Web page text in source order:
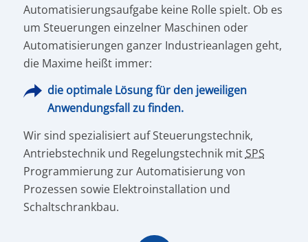
Automatisierungsaufgabe keine Rolle spielt. Ob es
um Steuerungen einzelner Maschinen oder
Automatisierungen ganzer Industrieanlagen geht,
die Maxime heißt immer:
die optimale Lösung für den jeweiligen
Anwendungsfall zu finden.
Wir sind spezialisiert auf Steuerungstechnik,
Antriebstechnik und Regelungstechnik mitSPS
Programmierung zur Automatisierung von
Prozessen sowie Elektroinstallation und
Schaltschrankbau.